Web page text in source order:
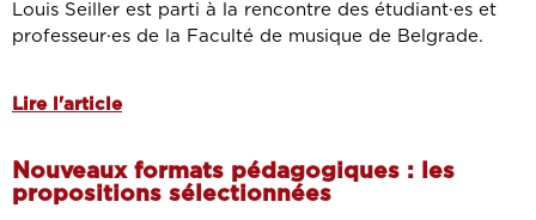
Louis Seiller est parti à la rencontre des étudiant·es et
professeur·es de la Faculté de musique de Belgrade.
Lire l'article
Nouveaux formats pédagogiques : les
propositions sélectionnées